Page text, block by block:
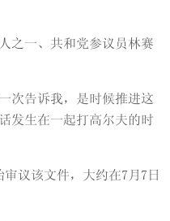
之一、共和党参议员林赛
次告诉我，是时候推进这
发生在一起打高尔夫的时
议该文件，大约在7月7日